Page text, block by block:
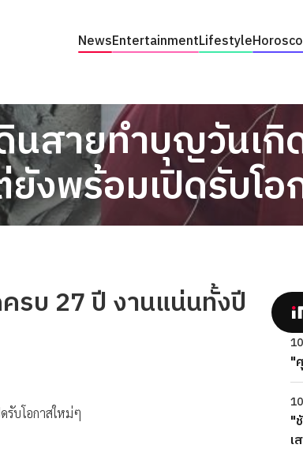
NewsEntertainmentLifestyle
นสายทำบุญวันเ
งพร้อมเปิดรับโอ
รบ 27 ปี งานแน่นทั้งปี
บโอกาสใหม่ๆ
"
"
เ